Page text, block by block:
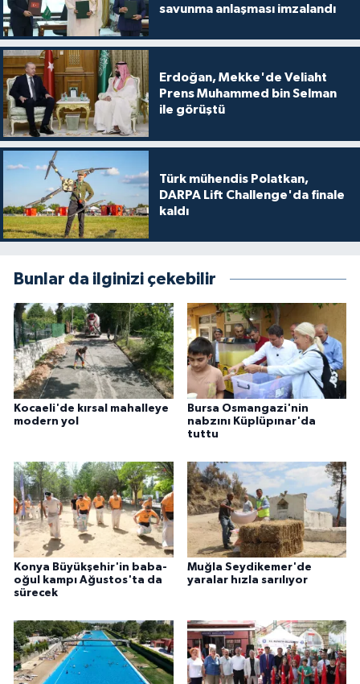
savunma anlaşması imzalandı
Erdoğan, Mekke'de Veliaht
Prens Muhammed bin Selman
ile görüştü
Türk mühendis Polatkan,
DARPA Lift Challenge'da finale
kaldı
Bunlar da ilginizi çekebilir
Kocaeli'de kırsal mahalleye
modern yol
Bursa Osmangazi'nin
nabzını Küplüpınar'da
tuttu
Konya Büyükşehir'in baba-
oğul kampı Ağustos'ta da
sürecek
Muğla Seydikemer'de
yaralar hızla sarılıyor